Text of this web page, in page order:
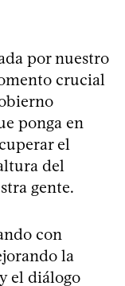
por nuestro
crucial
ponga en
el
del
gente.
con
la
el diálogo